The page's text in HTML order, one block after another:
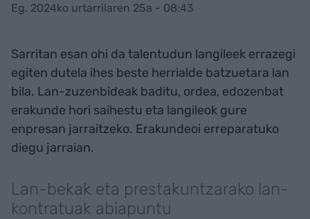
Eg. 2024ko urtarrilaren 25a - 08:43
Sarritan esan ohi da talentudun langileek errazegi
egiten dutela ihes beste herrialde batzuetara lan
bila. Lan-zuzenbideak baditu, ordea, edozenbat
erakunde hori saihestu eta langileok gure
enpresan jarraitzeko. Erakundeoi erreparatuko
diegu jarraian.
Lan-bekak eta prestakuntzarako lan-
kontratuak abiapuntu